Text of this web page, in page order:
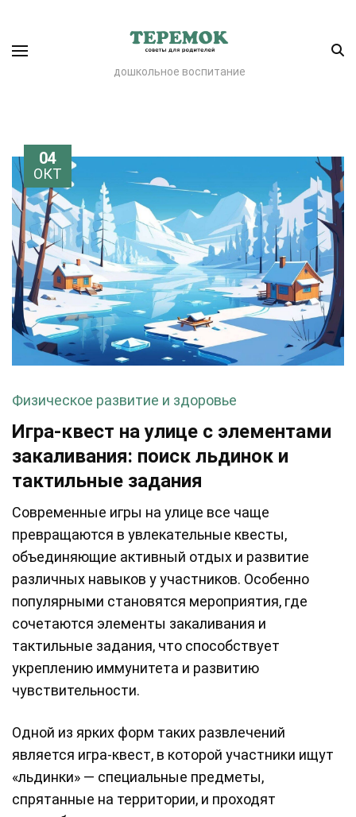
дошкольное воспитание
04
ОКТ
Физическое развитие и здоровье
Игра-квест на улице с элементами
закаливания: поиск льдинок и
тактильные задания
Современные игры на улице все чаще
превращаются в увлекательные квесты,
объединяющие активный отдых и развитие
различных навыков у участников. Особенно
популярными становятся мероприятия, где
сочетаются элементы закаливания и
тактильные задания, что способствует
укреплению иммунитета и развитию
чувствительности.
Одной из ярких форм таких развлечений
является игра-квест, в которой участники ищут
«льдинки» — специальные предметы,
спрятанные на территории, и проходят